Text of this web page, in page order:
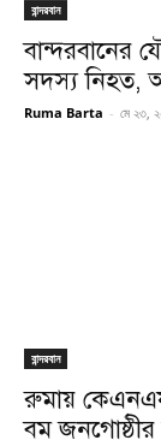
বান্দরবান
বান্দরবানের
সদস্য নিহত,
Ruma Barta - মে ২৩,
বান্দরবান
রুমায় কেএনএফ
বম জনগোষ্ঠীর